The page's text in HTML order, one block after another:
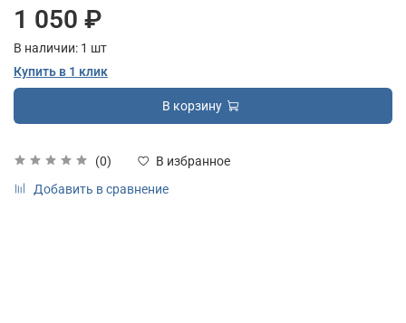
(0)
В избранное
Добавить в сравнение
1 050 ₽
В наличии: 1 шт
Купить в 1 клик
В корзину